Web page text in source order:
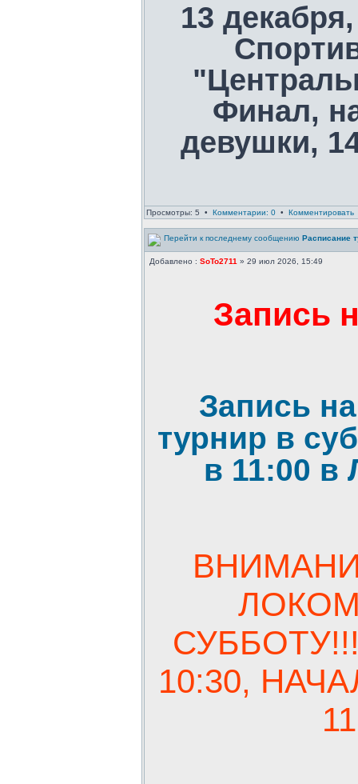
13
Финал,
девушки,
Просмотры: 5 • Комментарии: 0 • Комментировать
Расписание
Добавлено : SoTo2711 » 29 июл 2026, 15:49
Запись
Запись
турнир в
в 11:00
10:30,